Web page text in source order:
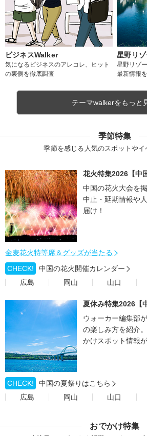
ビジネスWalker
気になるビジネスのアレコレ、ヒット
の裏側を徹底調査
星野リ
星野リゾ
最新情報
テーマwalkerをもっと
季節特集
季節を感じる人気のスポットやイ
花火特集2026【中
中国の花火大会を
中止・延期情報や
届け！
金麦花火特等席＆グッズが当たる
CHECK!
中国の花火開催カレンダー
広島
岡山 山口
夏休み特集2026【
ウォーカー編集部
の楽しみ方を紹介
かけスポット情報
CHECK!
中国の夏祭りはこちら
広島
岡山 山口
おでかけ特集